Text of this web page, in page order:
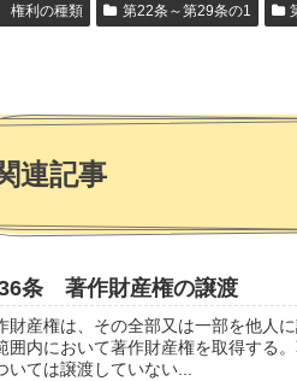
権利の種類 第22条～第29条の1
連記事
条 著作財産権の譲渡
財産権は、その全部又は一部を他人
囲内において著作財産権を取得する
いては譲渡していない...